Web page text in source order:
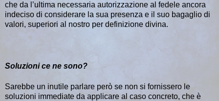
che da l’ultima necessaria autorizzazione al fedele ancora
indeciso di considerare la sua presenza e il suo bagaglio di
valori, superiori al nostro per definizione divina.
Soluzioni ce ne sono?
Sarebbe un inutile parlare però se non si fornissero le
soluzioni immediate da applicare al caso concreto, che è